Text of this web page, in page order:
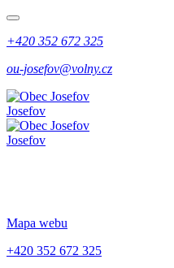
+420 352 672 325
ou-josefov@volny.cz
Josefov
Josefov
Mapa webu
+420 352 672 325